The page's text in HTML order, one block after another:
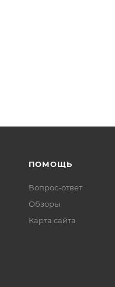
ПОМОЩЬ
Вопрос-ответ
Обзоры
Карта сайта